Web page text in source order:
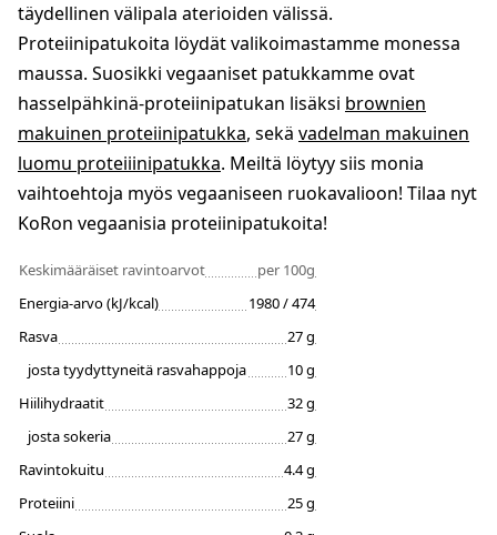
täydellinen välipala aterioiden välissä.
Proteiinipatukoita löydät valikoimastamme monessa
maussa. Suosikki vegaaniset patukkamme ovat
hasselpähkinä-proteiinipatukan lisäksi brownien
makuinen proteiinipatukka, sekä vadelman makuinen
luomu proteiiinipatukka. Meiltä löytyy siis monia
vaihtoehtoja myös vegaaniseen ruokavalioon! Tilaa nyt
KoRon vegaanisia proteiinipatukoita!
Keskimääräiset ravintoarvot
per 100g
Energia-arvo (kJ/kcal)
1980 / 474
Rasva
27 g
josta tyydyttyneitä rasvahappoja
10 g
Hiilihydraatit
32 g
josta sokeria
27 g
Ravintokuitu
4.4 g
Proteiini
25 g